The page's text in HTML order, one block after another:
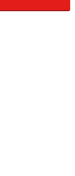
万円が46％！